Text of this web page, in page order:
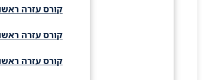
קורס עזרה ראשונה 30
קורס עזרה ראשונה
קורס עזרה ראשונה 60